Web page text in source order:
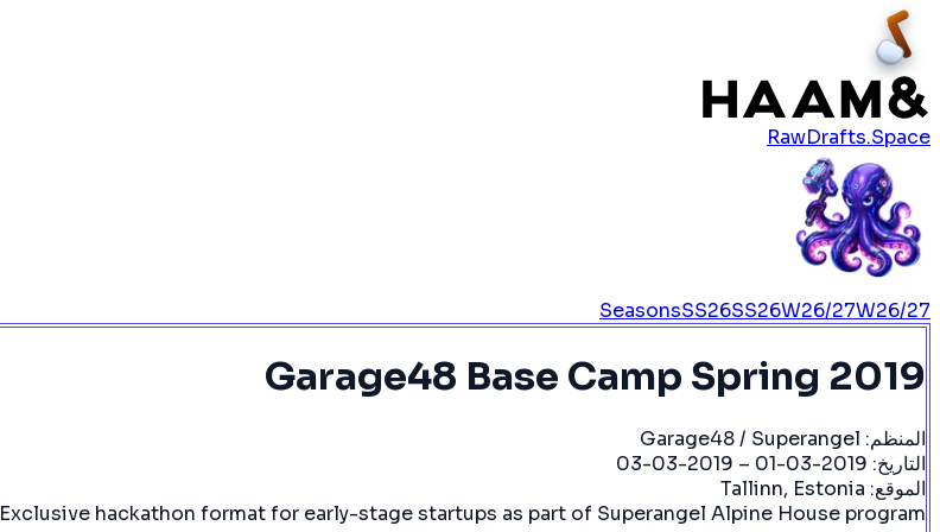
RawDrafts.Space
SeasonsSS26SS26W26/27W26/27
Garage48 Base Camp Spring 2019
المنظم: Garage48 / Superangel
التاريخ: 2019-03-01 – 2019-03-03
الموقع: Tallinn, Estonia
Exclusive hackathon format for early-stage startups as part of Superangel Alpine House program.